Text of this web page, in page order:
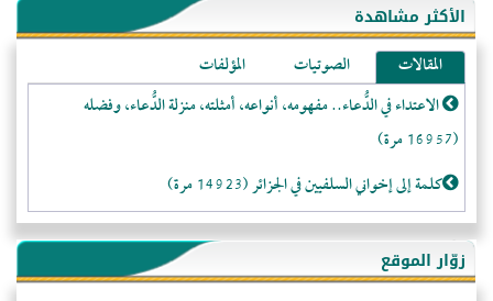
الأكثر مشاهدة
المقالات الصوتيات
المؤلفات
الاعتداء في الدُّعاء.. مفهومه، أنواعه، أمثلته، منزلة الدُّعاء، وفضله
(16957 مرة)
كلمة إلى إخواني السلفيين في الجزائر (14923 مرة)
لا تتَّبعوا عورات الـمسلمين (13368 مرة)
المَرْأَةُ وَالْحُقُوقُ الْمَزْعُوَمَةُ (12480 مرة)
زوّار الموقع
- الجزائر (94580)